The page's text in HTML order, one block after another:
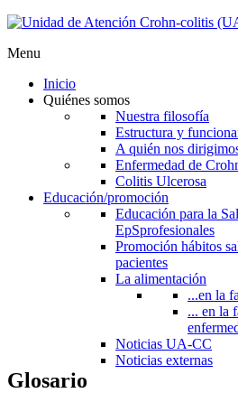
Menu
Inicio
Quiénes somos
Nuestra filosofía
Estructura y
A quién nos
Enfermedad de
Colitis Ulcerosa
Educación/promoción
Educación para la
EpSprofesionales
Promoción hábitos
pacientes
La alimentación
...en la
... en la
Noticias UA-CC
Noticias externas
Glosario